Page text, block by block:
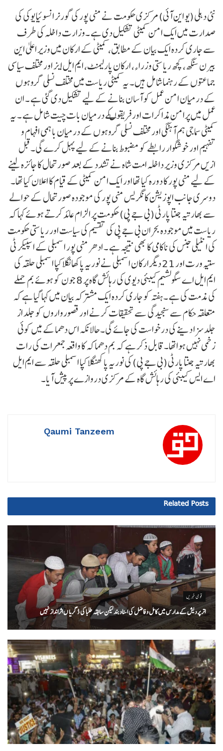
نئی دہلی (یو این آئی) مرکزی حکومت نے منی پور کی گورنر انسوئیا یوکی کی
صدارت میں ایک امن کمیٹی تشکیل دی ہے ۔وزارت داخلہ کی طرف
سے جاری کردہ ایک بیان کے مطابق، کمیٹی کے ارکان میں وزیر اعلیٰ این
بیرن سنگھ، کچھ ریاستی وزراء، ارکان پارلیمنٹ، ایم ایل ایز اور مختلف سیاسی
جماعتوں کے رہنما شامل ہیں۔ یہ کمیٹی ریاست میں مختلف نسلی گروہوں
کے درمیان امن عمل کو آسان بنانے کے لیے تشکیل دی گئی ہے ۔ ان
عمل میں پرامن مذاکرات اور فریقوںکے درمیان بات چیت شامل ہے ۔ یہ
کمیٹی سماجی ہم آہنگی اور مختلف نسلی گروہوں کے درمیان باہمی افہام و
تفہیم اور خوشگوار رابطے کو مضبوط بنانے کے لیے پہل کرے گی۔قبل
ازیں مرکزی وزیر داخلہ امت شاہ نے تشدد کے بعد صورتحال کا جائزہ لینے
کے لیے منی پور کا دورہ کیا تھا اور ایک امن کمیٹی کے قیام کا اعلان کیا تھا۔
دوسری جانب اپوزیشن کانگریس منی پور کی موجودہ صورتحال کے حوالے
سے بھارتیہ جنتا پارٹی (بی جے پی) حکومت پر الزام عائد کرتے ہوئے کہا کہ
ریاست میں موجودہ بحران بی جے پی کی تقسیم کی سیاست اور ریاستی حکومت
کی انٹیلی جنس کی ناکامی کا بھی نتیجہ ہے ۔ ادھر منی پور اسمبلی کے اسپیکر ٹی
ستیہ ورت اور 21 دیگرارکان اسمبلی نے نوریہ پاکھانگلاکپا اسمبلی حلقہ کی
ایم ایل اے سگولشیم کیبئی دیوی کی رہائش گاہ پر 8 جون کو ہوئے بم حملے
کی مذمت کی ہے ۔ہفتہ کو جاری کردہ ایک مشترکہ بیان میں کہا گیا ہے کہ
متعلقہ حکام سے سنجیدگی سے تحقیقات کرنے اور قصورواروں کو جلد از
جلد سزا دینے کی درخواست کی جائے گی۔حالانکہ اس دھماکے میں کوئی
زخمی نہیں ہواتھا۔قابل ذکر ہے کہ بم دھماکہ کا واقعہ جمعرات کی رات
بھارتیہ جنتا پارٹی (بی جے پی) کی نوریہ پاکھنگلاکپا اسمبلی حلقہ سے ایم ایل
اے ایس کیبئی کی رہائش گاہ کے مرکزی دروازے پر پیش آیا۔
Qaumi Tanzeem
Related Posts
قومی خبریں
اتر پردیش کےمدارس میں کامل و فاضل کی اسناد بند لیکن سابقہ طلبا کی ڈگریا ں اثرانداز نہیں